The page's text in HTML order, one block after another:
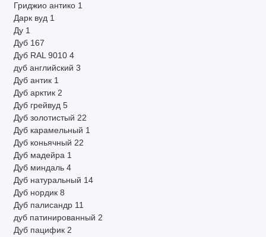
Гриджио антико 1
Дарк вуд 1
Ду 1
Дуб 167
Дуб RAL 9010 4
дуб английский 3
Дуб антик 1
Дуб арктик 2
Дуб грейвуд 5
Дуб золотистый 22
Дуб карамельный 1
Дуб коньячный 22
Дуб мадейра 1
Дуб миндаль 4
Дуб натуральный 14
Дуб нордик 8
Дуб палисандр 11
дуб патинированный 2
Дуб пацифик 2